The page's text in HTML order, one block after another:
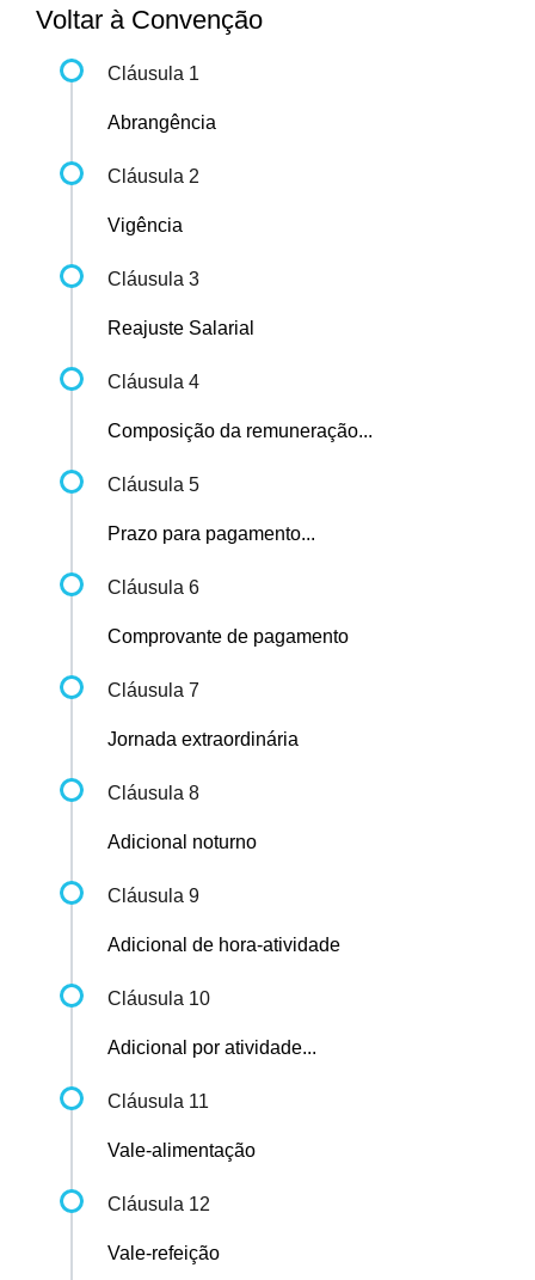
Voltar à Convenção
Cláusula 1
Abrangência
Cláusula 2
Vigência
Cláusula 3
Reajuste Salarial
Cláusula 4
Composição da remuneração...
Cláusula 5
Prazo para pagamento...
Cláusula 6
Comprovante de pagamento
Cláusula 7
Jornada extraordinária
Cláusula 8
Adicional noturno
Cláusula 9
Adicional de hora-atividade
Cláusula 10
Adicional por atividade...
Cláusula 11
Vale-alimentação
Cláusula 12
Vale-refeição